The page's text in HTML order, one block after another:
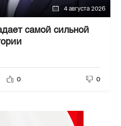
4 августа 2026
самой сильной
0 0